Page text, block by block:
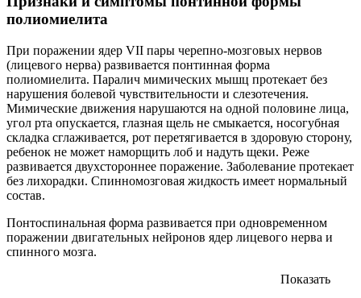
полиомиелита
При поражении ядер VII пары черепно-мозговых нервов
(лицевого нерва) развивается понтинная форма
полиомиелита. Паралич мимических мышц протекает без
нарушения болевой чувствительности и слезотечения.
Мимические движения нарушаются на одной половине лица,
угол рта опускается, глазная щель не смыкается, носогубная
складка сглаживается, рот перетягивается в здоровую сторону,
ребенок не может наморщить лоб и надуть щеки. Реже
развивается двухстороннее поражение. Заболевание протекает
без лихорадки. Спинномозговая жидкость имеет нормальный
состав.
Понтоспинальная форма развивается при одновременном
поражении двигательных нейронов ядер лицевого нерва и
спинного мозга.
Показать